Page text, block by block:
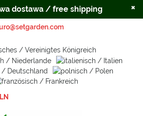
dostawa / free shipping ×